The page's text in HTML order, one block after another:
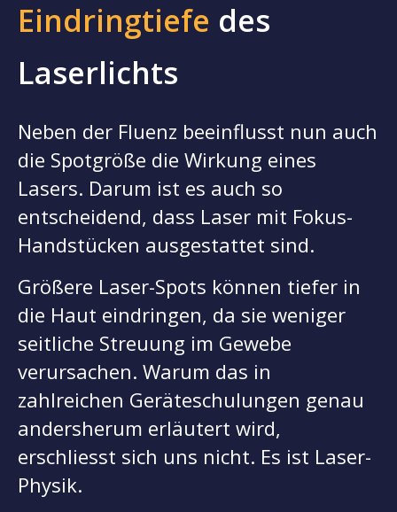
Eindringtiefe des
Laserlichts
Neben der Fluenz beeinflusst nun auch
die Spotgröße die Wirkung eines
Lasers. Darum ist es auch so
entscheidend, dass Laser mit Fokus-
Handstücken ausgestattet sind.
Größere Laser-Spots können tiefer in
die Haut eindringen, da sie weniger
seitliche Streuung im Gewebe
verursachen. Warum das in
zahlreichen Geräteschulungen genau
andersherum erläutert wird,
erschliesst sich uns nicht. Es ist Laser-
Physik.